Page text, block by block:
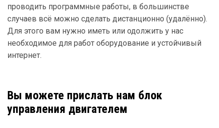
проводить программные работы, в большинстве
случаев всё можно сделать дистанционно (удалённо).
Для этого вам нужно иметь или одолжить у нас
необходимое для работ оборудование и устойчивый
интернет.
Вы можете прислать нам блок
управления двигателем